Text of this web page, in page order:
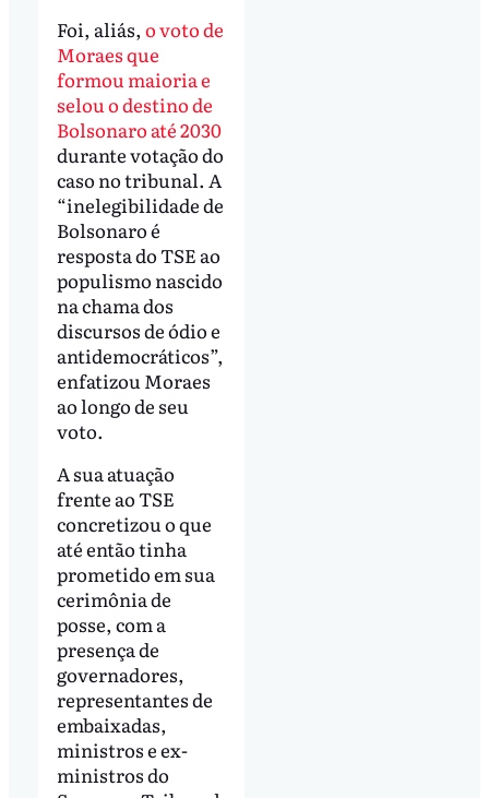
Foi, aliás, o voto de
Moraes que
formou maioria e
selou o destino de
Bolsonaro até 2030
durante votação do
caso no tribunal. A
“inelegibilidade de
Bolsonaro é
resposta do TSE ao
populismo nascido
na chama dos
discursos de ódio e
antidemocráticos”,
enfatizou Moraes
ao longo de seu
voto.
A sua atuação
frente ao TSE
concretizou o que
até então tinha
prometido em sua
cerimônia de
posse, com a
presença de
governadores,
representantes de
embaixadas,
ministros e ex-
ministros do